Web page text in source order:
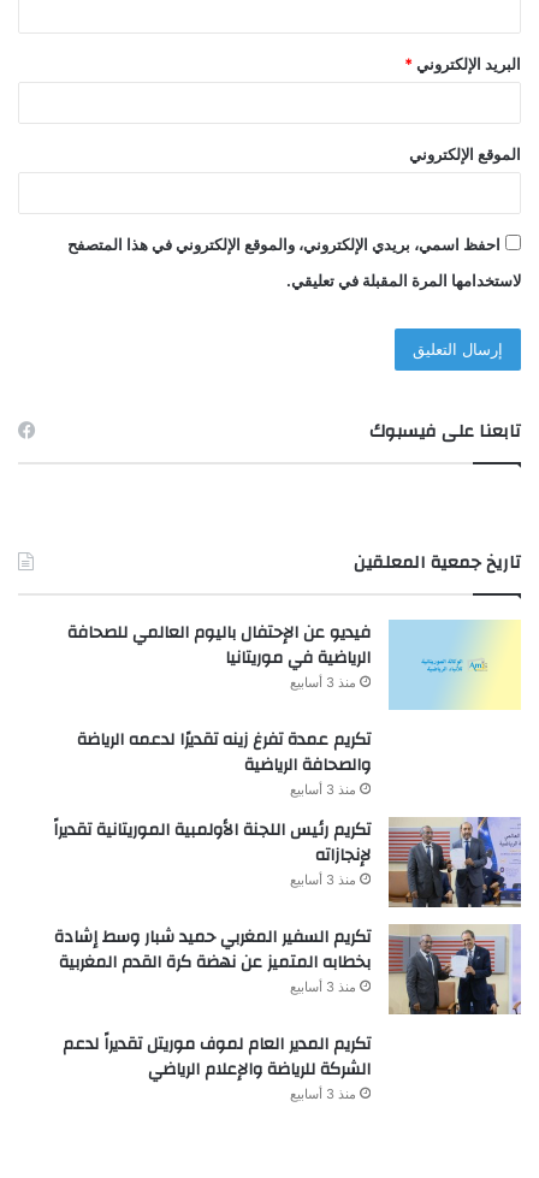
البريد الإلكتروني *
الموقع الإلكتروني
احفظ اسمي، بريدي الإلكتروني، والموقع الإلكتروني في هذا المتصفح
لاستخدامها المرة المقبلة في تعليقي.
تابعنا على فيسبوك
تاريخ جمعية المعلقين
فيديو عن الإحتفال باليوم العالمي للصحافة
الرياضية في موريتانيا
منذ 3 أسابيع
تكريم عمدة تفرغ زينه تقديرًا لدعمه الرياضة
والصحافة الرياضية
منذ 3 أسابيع
تكريم رئيس اللجنة الأولمبية الموريتانية تقديراً
لإنجازاته
منذ 3 أسابيع
تكريم السفير المغربي حميد شبار وسط إشادة
بخطابه المتميز عن نهضة كرة القدم المغربية
منذ 3 أسابيع
تكريم المدير العام لموف موريتل تقديراً لدعم
الشركة للرياضة والإعلام الرياضي
منذ 3 أسابيع